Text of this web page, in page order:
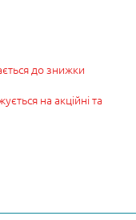
до знижки
на акційні та